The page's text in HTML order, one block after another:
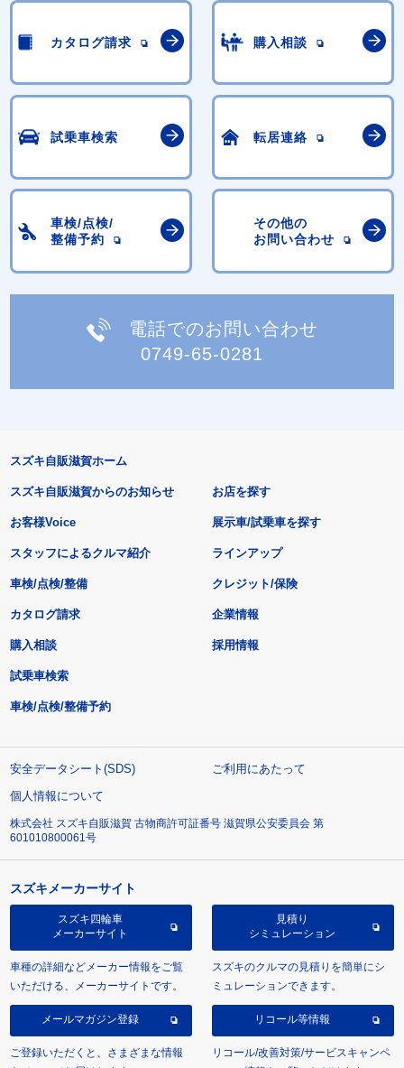
カタログ請求 購入相談
試乗車検索 転居連絡
車検/点検/
整備予約
その他の
お問い合わせ
電話でのお問い合わせ
0749-65-0281
スズキ自販滋賀ホーム
スズキ自販滋賀からのお知らせ
お客様Voice
スタッフによるクルマ紹介
お店を探す
展示車/試乗車を探す
ラインアップ
車検/点検/整備 クレジット/保険
カタログ請求
購入相談
試乗車検索
車検/点検/整備予約
企業情報
採用情報
安全データシート(SDS)
ご利用にあたって
個人情報について
株式会社 スズキ自販滋賀 古物商許可証番号 滋賀県公安委員会 第
601010800061号
スズキメーカーサイト
スズキ四輪車
メーカーサイト
車種の詳細などメーカー情報をご覧
いただける、メーカーサイトです。
見積り
シミュレーション
スズキのクルマの見積りを簡単にシ
ミュレーションできます。
メールマガジン登録
ご登録いただくと、さまざまな情報
リコール等情報
リコール/改善対策/サービスキャンペ